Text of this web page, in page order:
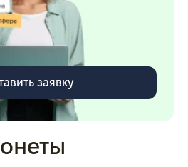
заявку